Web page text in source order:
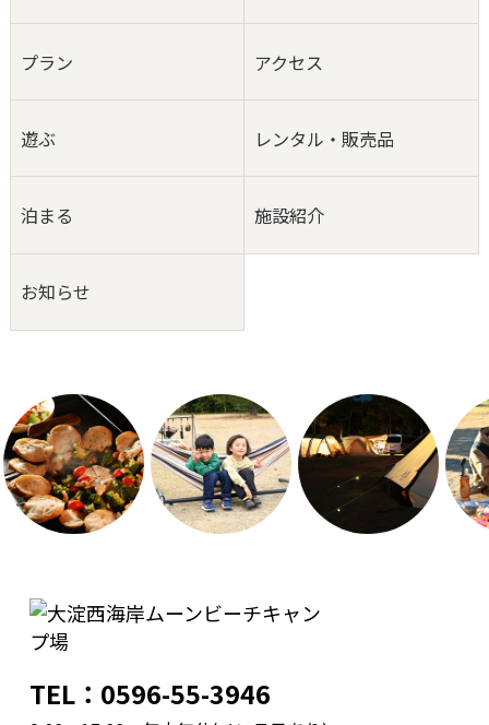
プラン アクセス
遊ぶ レンタル・販売品
泊まる 施設紹介
お知らせ
TEL：0596-55-3946